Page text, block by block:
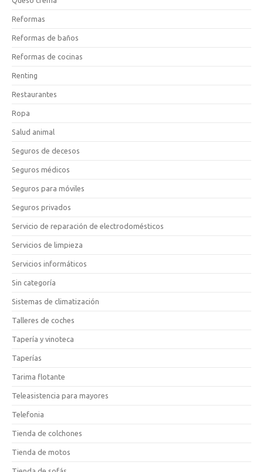
Reformas
Reformas de baños
Reformas de cocinas
Renting
Restaurantes
Ropa
Salud animal
Seguros de decesos
Seguros médicos
Seguros para móviles
Seguros privados
Servicio de reparación de electrodomésticos
Servicios de limpieza
Servicios informáticos
Sin categoría
Sistemas de climatización
Talleres de coches
Tapería y vinoteca
Taperías
Tarima flotante
Teleasistencia para mayores
Telefonia
Tienda de colchones
Tienda de motos